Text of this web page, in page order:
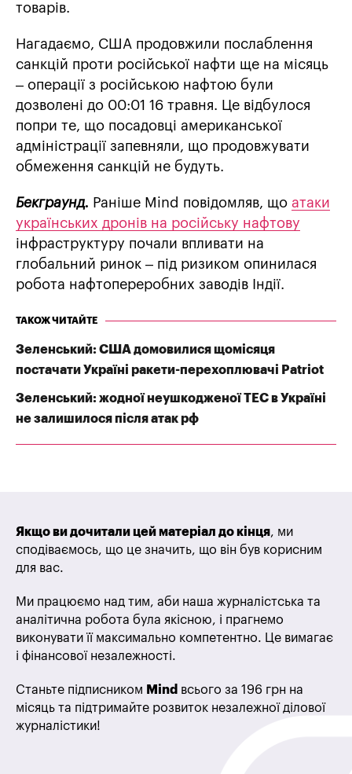
товарів.
Нагадаємо, США продовжили послаблення
санкцій проти російської нафти ще на місяць
– операції з російською нафтою були
дозволені до 00:01 16 травня. Це відбулося
попри те, що посадовці американської
адміністрації запевняли, що продовжувати
обмеження санкцій не будуть.
Бекграунд. Раніше Mind повідомляв, що атаки
українських дронів на російську нафтову
інфраструктуру почали впливати на
глобальний ринок – під ризиком опинилася
робота нафтопереробних заводів Індії.
ТАКОЖ ЧИТАЙТЕ
Зеленський: США домовилися щомісяця
постачати Україні ракети-перехоплювачі Patriot
Зеленський: жодної неушкодженої ТЕС в Україні
не залишилося після атак рф
Якщо ви дочитали цей матеріал до кінця, ми
сподіваємось, що це значить, що він був корисним
для вас.
Ми працюємо над тим, аби наша журналістська та
аналітична робота була якісною, і прагнемо
виконувати її максимально компетентно. Це вимагає
і фінансової незалежності.
Станьте підписником Mind всього за 196 грн на
місяць та підтримайте розвиток незалежної ділової
журналістики!